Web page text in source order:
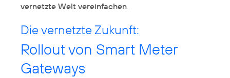
vernetzte Welt vereinfachen.
Die vernetzte Zukunft:
Rollout von Smart Meter
Gateways